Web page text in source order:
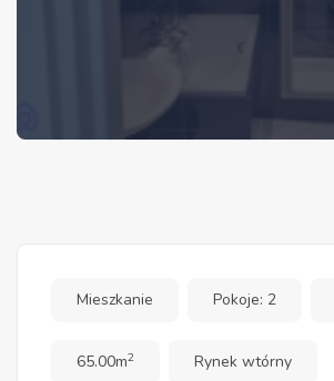
Mieszkanie Pokoje: 2
65.00m2 Rynek wtórny